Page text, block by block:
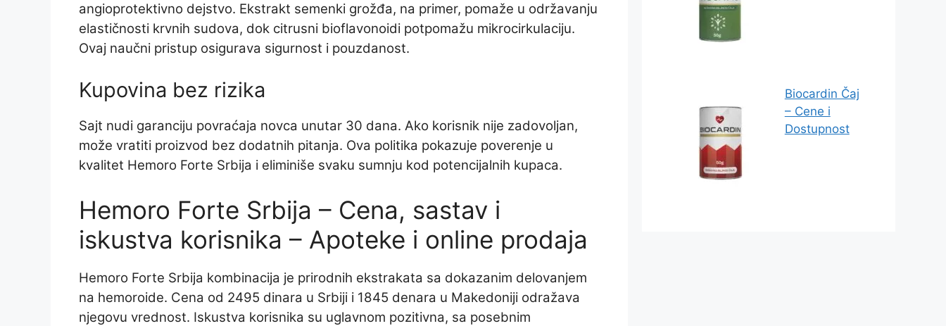
angioprotektivno dejstvo. Ekstrakt semenki grožđa, na primer, pomaže u održavanju
elastičnosti krvnih sudova, dok citrusni bioflavonoidi potpomažu mikrocirkulaciju.
Ovaj naučni pristup osigurava sigurnost i pouzdanost.
Kupovina bez rizika
Sajt nudi garanciju povraćaja novca unutar 30 dana. Ako korisnik nije zadovoljan,
može vratiti proizvod bez dodatnih pitanja. Ova politika pokazuje poverenje u
kvalitet Hemoro Forte Srbija i eliminiše svaku sumnju kod potencijalnih kupaca.
Hemoro Forte Srbija – Cena, sastav i
iskustva korisnika – Apoteke i online prodaja
Hemoro Forte Srbija kombinacija je prirodnih ekstrakata sa dokazanim delovanjem
na hemoroide. Cena od 2495 dinara u Srbiji i 1845 denara u Makedoniji odražava
njegovu vrednost. Iskustva korisnika su uglavnom pozitivna, sa posebnim
Biocardin Čaj
– Cene i
Dostupnost